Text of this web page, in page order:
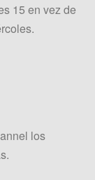
15 en vez de
los